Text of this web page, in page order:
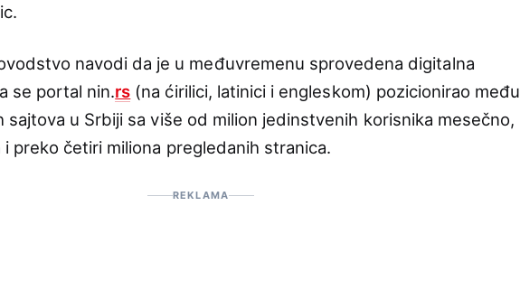
navodi da je u međuvremenu sprovedena digitalna
se portal nin.rs (na ćirilici, latinici i engleskom) pozicionirao među
sajtova u Srbiji sa više od milion jedinstvenih korisnika mesečno,
preko četiri miliona pregledanih stranica.
REKLAMA